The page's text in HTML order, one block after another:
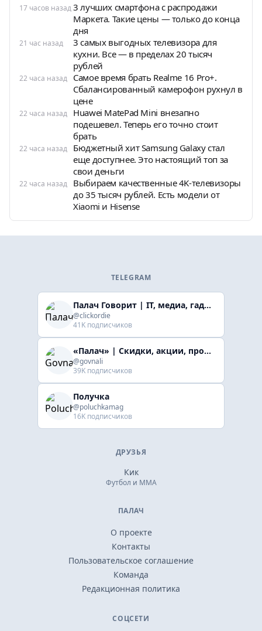
17 часов назад3 лучших смартфона с распродажи
Маркета. Такие цены — только до конца
дня
21 час назад
3 самых выгодных телевизора для
кухни. Все — в пределах 20 тысяч
рублей
22 часа назад
Самое время брать Realme 16 Pro+.
Сбалансированный камерофон рухнул в
цене
22 часа назад
Huawei MatePad Mini внезапно
подешевел. Теперь его точно стоит
брать
22 часа назад
Бюджетный хит Samsung Galaxy стал
еще доступнее. Это настоящий топ за
свои деньги
22 часа назад
Выбираем качественные 4K-телевизоры
до 35 тысяч рублей. Есть модели от
Xiaomi и Hisense
TELEGRAM
Палач Говорит | IT, медиа, гaджеты, скидки
@clickordie
41K подписчиков
«Палач» | Скидки, акции, промокоды
@govnali
39K подписчиков
Получка
@poluchkamag
16K подписчиков
ДРУЗЬЯ
Кик
Футбол и ММА
ПАЛАЧ
О проекте
Контакты
Пользовательское соглашение
Команда
Редакционная политика
СОЦСЕТИ